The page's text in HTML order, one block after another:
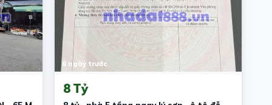
6 ngày trước
8 Tỷ